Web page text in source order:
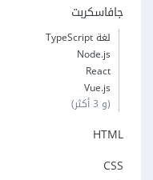
جافاسكربت
لغة TypeScript
Node.js
React
Vue.js
(و 3 أكثر)
HTML
CSS